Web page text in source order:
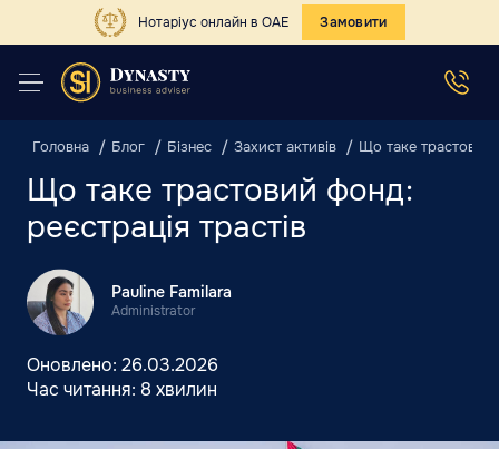
Нотаріус онлайн в ОАЕ Замовити
Головна Блог Бізнес Захист активів Що таке трастовий
Що таке трастовий фонд:
реєстрація трастів
Pauline Familara
Administrator
Оновлено: 26.03.2026
Час читання: 8 хвилин